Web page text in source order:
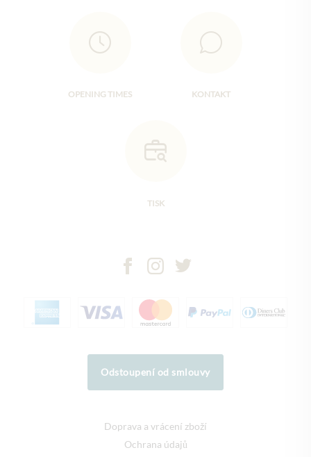
OPENING TIMES KONTAKT
TISK
Odstoupení od smlouvy
Doprava a vrácení zboží
Ochrana údajů